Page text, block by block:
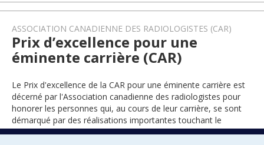
ASSOCIATION CANADIENNE DES RADIOLOGISTES (CAR)
Prix d’excellence pour une
éminente carrière (CAR)
Le Prix d'excellence de la CAR pour une éminente carrière est
décerné par l'Association canadienne des radiologistes pour
honorer les personnes qui, au cours de leur carrière, se sont
démarqué par des réalisations importantes touchant le
domaine de la radiologie au Canada.